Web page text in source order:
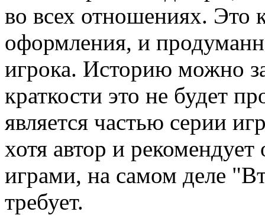
во всех отношениях. Это
оформления, и
игрока. Историю можно
краткости это не будет
является частью серии
хотя автор и
играми, на самом деле
требует.